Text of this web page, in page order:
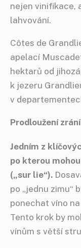
nejen vinifikace,
lahvování.
Côtes de
apelací
hektarů od
k jezeru
v
Prodloužení
Jedním z
po kterou
(„sur lie“).
po „jednu zimu“
ponechat víno
Tento krok by
vínům s větší